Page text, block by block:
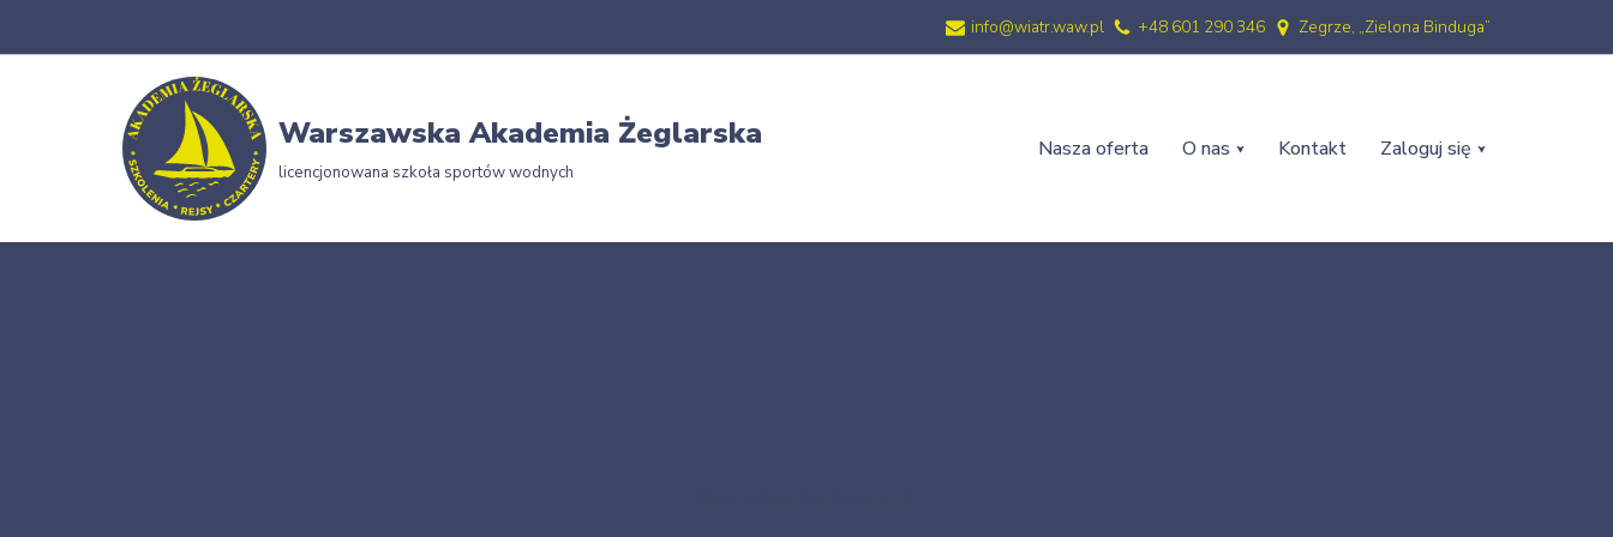
info@wiatr.waw.pl +48 601 290 346 Zegrze, „Zielona Binduga”
Warszawska Akademia Żeglarska
licencjonowana szkoła sportów wodnych
Nasza oferta O nas Kontakt Zaloguj się